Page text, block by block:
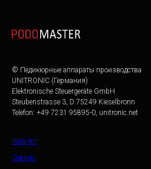
© Педикюрные аппараты производства
UNITRONIC (Германия)
Elektronische Steuergeräte GmbH
Steubenstrasse 3, D 75249 Kieselbronn
Telefon: +49 7231 95895-0, unitronic.net
Каталог
Сервис